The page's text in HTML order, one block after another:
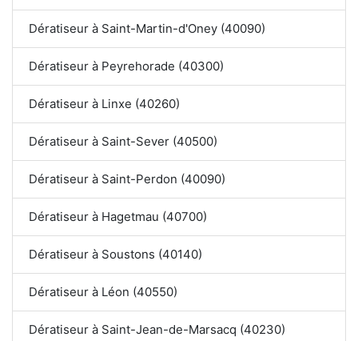
Dératiseur à Saint-Martin-d'Oney (40090)
Dératiseur à Peyrehorade (40300)
Dératiseur à Linxe (40260)
Dératiseur à Saint-Sever (40500)
Dératiseur à Saint-Perdon (40090)
Dératiseur à Hagetmau (40700)
Dératiseur à Soustons (40140)
Dératiseur à Léon (40550)
Dératiseur à Saint-Jean-de-Marsacq (40230)